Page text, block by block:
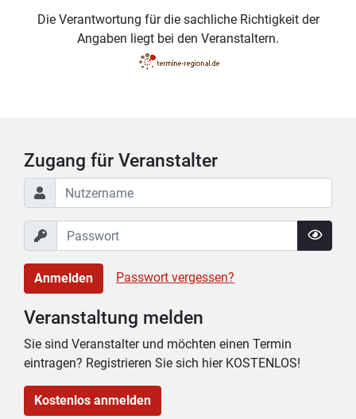
Die Verantwortung für die sachliche Richtigkeit der
Angaben liegt bei den Veranstaltern.
Zugang für Veranstalter
Anmelden Passwort vergessen?
Veranstaltung melden
Sie sind Veranstalter und möchten einen Termin
eintragen? Registrieren Sie sich hier KOSTENLOS!
Kostenlos anmelden